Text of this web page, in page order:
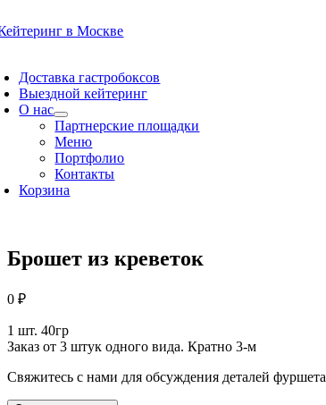
to
Доставка гастробоксов
Выездной кейтеринг
О нас
Партнерские площадки
Меню
Портфолио
Контакты
Корзина
Брошет из креветок
0 ₽
1 шт. 40гр
Заказ от 3 штук одного вида. Кратно 3-м
Свяжитесь с нами для обсуждения деталей фуршета